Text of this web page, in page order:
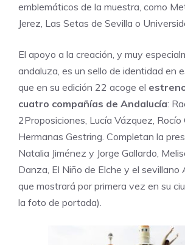
emblemáticos de la muestra, como
Jerez, Las Setas de Sevilla o
El apoyo a la creación, y muy
andaluza, es un sello de identidad en
que en su edición 22 acoge el
cuatro compañías de Andalucía:
2Proposiciones, Lucía Vázquez, Rocío
Hermanas Gestring. Completan la
Natalia Jiménez y Jorge Gallardo,
Danza, El Niño de Elche y el sevillano
que mostrará por primera vez en su
la foto de portada).